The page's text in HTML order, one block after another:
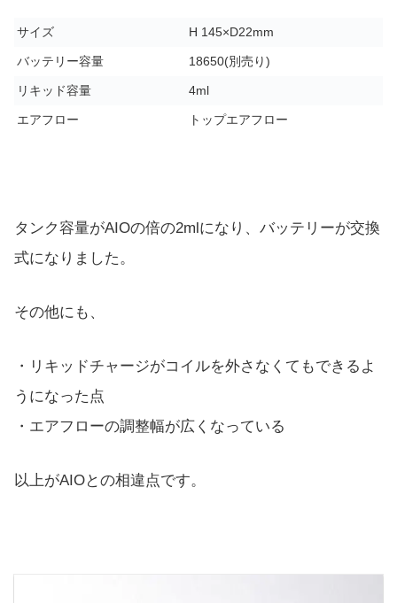
サイズ H 145×D22mm
バッテリー容量 18650(別売り)
リキッド容量 4ml
エアフロー トップエアフロー
タンク容量がAIOの倍の2mlになり、バッテリーが交換
式になりました。
その他にも、
・リキッドチャージがコイルを外さなくてもできるよ
うになった点
・エアフローの調整幅が広くなっている
以上がAIOとの相違点です。